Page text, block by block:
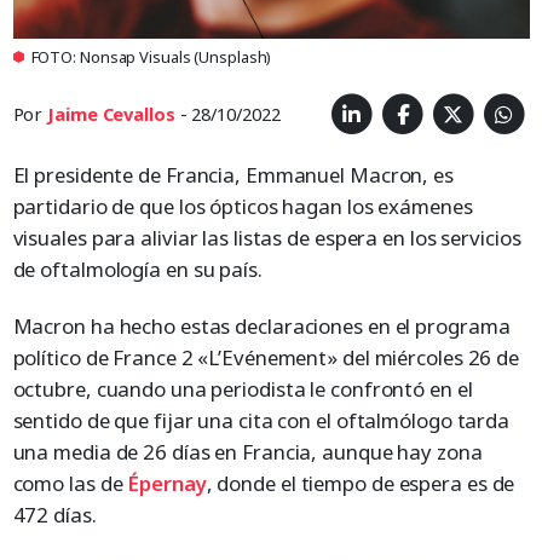
FOTO: Nonsap Visuals (Unsplash)
Por Jaime Cevallos - 28/10/2022
El presidente de Francia, Emmanuel Macron, es
partidario de que los ópticos hagan los exámenes
visuales para aliviar las listas de espera en los servicios
de oftalmología en su país.
Macron ha hecho estas declaraciones en el programa
político de France 2 «L’Evénement» del miércoles 26 de
octubre, cuando una periodista le confrontó en el
sentido de que fijar una cita con el oftalmólogo tarda
una media de 26 días en Francia, aunque hay zona
como las de Épernay, donde el tiempo de espera es de
472 días.